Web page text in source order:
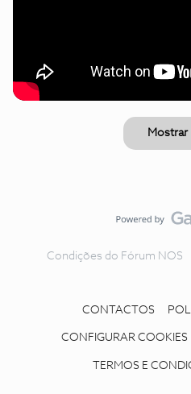
Mostrar
Condições do Fórum NOS
CONTACTOS
CONFIGURAR COOKIES
TERMOS E